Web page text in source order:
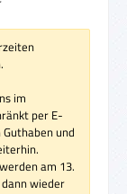
im
per E-
und
am 13.
wieder